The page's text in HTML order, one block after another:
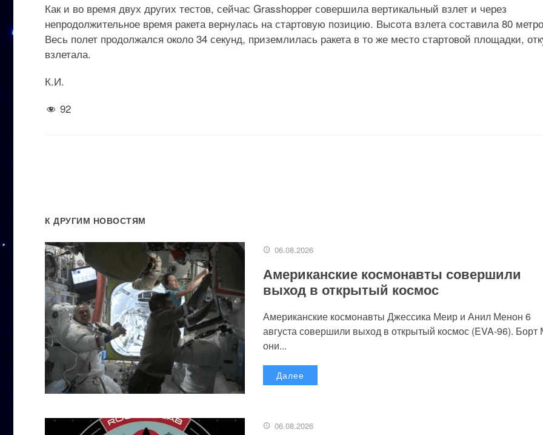
Как и во время двух других тестов, сейчас Grasshopper совершила вертикальный взлет и через
непродолжительное время ракета вернулась на стартовую позицию. Высота взлета составила 80
Весь полет продолжался около 34 секунд, приземлилась ракета в то же место стартовой площадки,
взлетала.
К.И.
92
К ДРУГИМ НОВОСТЯМ
06.08.2026
Американские космонавты совершили
выход в открытый космос
Американские космонавты Джессика Меир и Анил Менон 6
августа совершили выход в открытый космос (EVA-96).
они...
Далее
06.08.2026